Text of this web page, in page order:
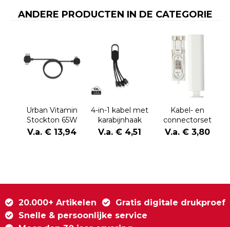
ANDERE PRODUCTEN IN DE CATEGORIE
Urban Vitamin
Stockton 65W
gerecycled
TPE/PET magn.
V.a. € 13,94
4-in-1 kabel met
karabijnhaak
V.a. € 4,51
Kabel- en
connectorset
Uwe | Kunststof
| USB-C | 480
V.a. € 3,80
20.000+ Artikelen
Gratis digitale drukproef
Snelle & persoonlijke service